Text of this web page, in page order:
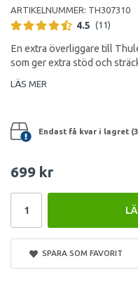
ARTIKELNUMMER: TH307310
4.5 (11)
En extra överliggare till
som ger extra stöd och
LÄS MER
Endast få kvar i lagret
699 kr
SPARA SOM FAVORIT